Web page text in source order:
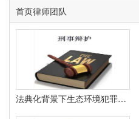
首页律师团队
法典化背景下生态环境犯罪治理的协同化推进